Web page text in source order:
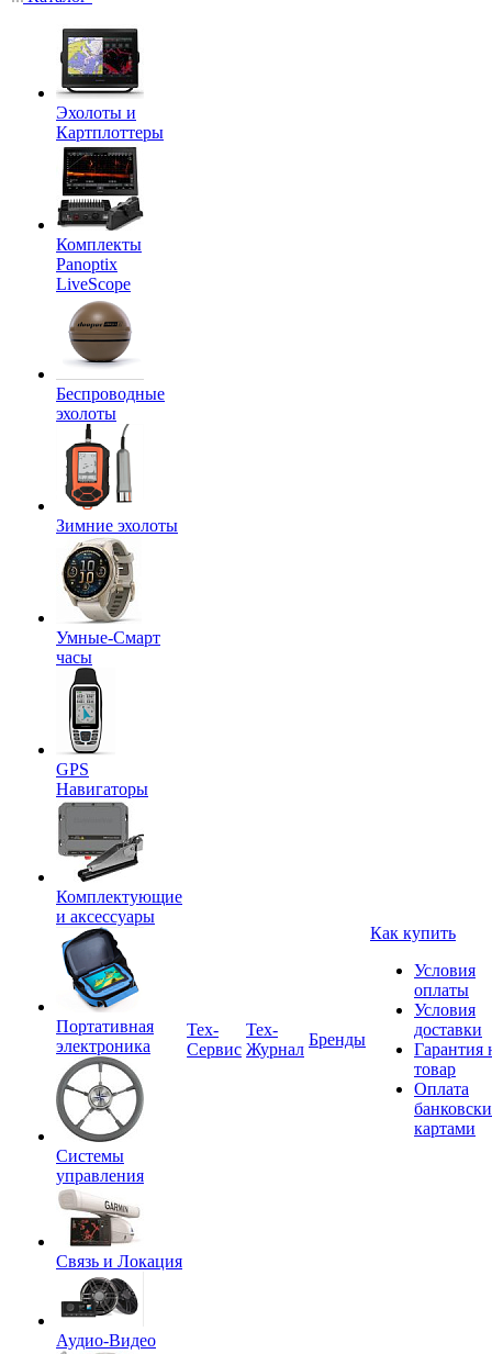
Эхолоты и
Картплоттеры
Комплекты
Panoptix
LiveScope
Беспроводные
эхолоты
Зимние эхолоты
Умные-Смарт
часы
GPS
Навигаторы
Комплектующие
и аксессуары
Портативная
электроника
Системы
управления
Связь и Локация
Аудио-Видео
Tex-
Сервис
Тех-
Журнал
Бренды
Как купить
Условия
оплаты
Условия
доставки
Гарантия
товар
Оплата
картами